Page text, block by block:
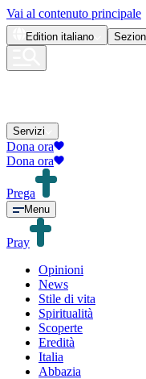
Vai al contenuto principale
Edition italiano
Servizi
Dona ora
Dona ora
Prega
Menu
Pray
Opinioni
News
Stile di vita
Spiritualità
Scoperte
Eredità
Italia
Abbazia